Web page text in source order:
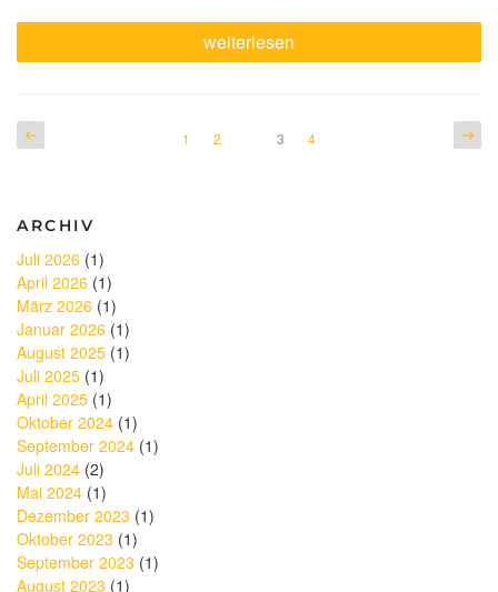
„Einfach
mal
Insekten
in
weiterlesen
Seitennummerierung
Vorherige
Seite
Seite
1 Seite
2 Seite3 Seite
4 Seite
ARCHIV
Juli 2026 (1)
April 2026 (1)
März 2026 (1)
Januar 2026 (1)
August 2025 (1)
Juli 2025 (1)
April 2025 (1)
Oktober 2024 (1)
September 2024 (1)
Juli 2024 (2)
Mai 2024 (1)
Dezember 2023 (1)
Oktober 2023 (1)
September 2023 (1)
August 2023 (1)